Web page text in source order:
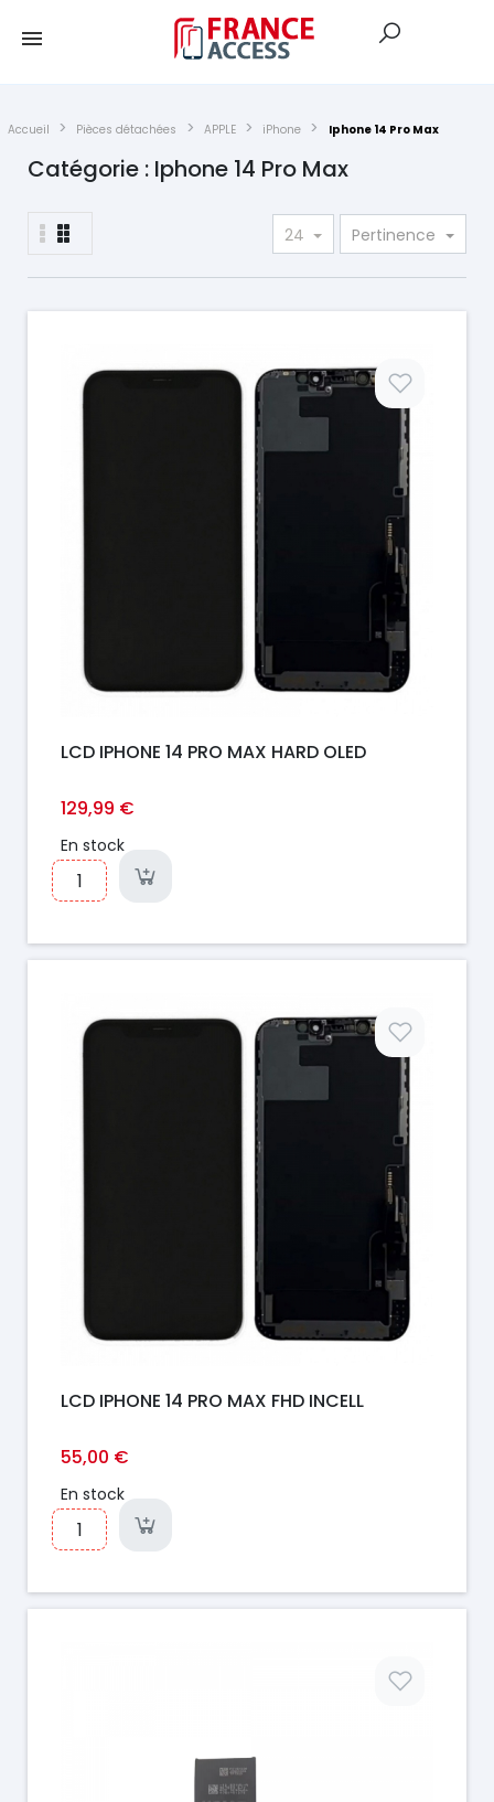
Accueil Pièces détachées APPLE iPhone Iphone 14 Pro Max
Catégorie : Iphone 14 Pro Max
24 Pertinence
LCD IPHONE 14 PRO MAX HARD OLED
129,99 €
En stock
LCD IPHONE 14 PRO MAX FHD INCELL
55,00 €
En stock